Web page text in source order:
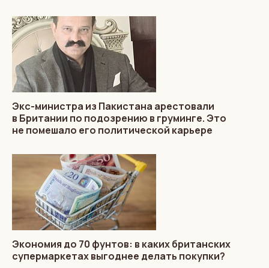
Экс-министра из Пакистана арестовали
в Британии по подозрению в груминге. Это
не помешало его политической карьере
Экономия до 70 фунтов: в каких британских
супермаркетах выгоднее делать покупки?